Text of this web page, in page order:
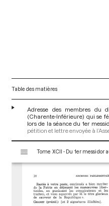
Table des matières
Adresse des membres du
(Charente-Inférieure) qui se
lors de la séance du 1er
pétition et lettre envoyée à
s